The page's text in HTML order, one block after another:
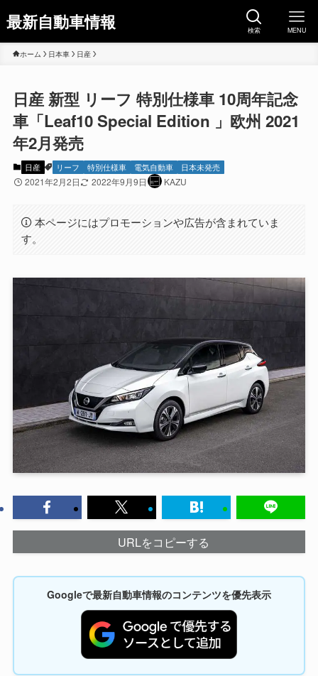
最新自動車情報 検索 MENU
ホーム 日本車 日産
日産 新型 リーフ 特別仕様車 10周年記念
車「Leaf10 Special Edition 」欧州 2021
年2月発売
日産 リーフ 特別仕様車 電気自動車 日本未発売
2021年2月2日 2022年9月9日 KAZU
本ページにはプロモーションや広告が含まれていま
す。
URLをコピーする
Googleで最新自動車情報のコンテンツを優先表示